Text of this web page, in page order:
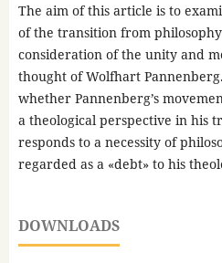
The aim of this article is to
of the transition from
consideration of the unity and
thought of Wolfhart
whether Pannenberg’s
a theological perspective in his
responds to a necessity of
regarded as a «debt» to his
DOWNLOADS